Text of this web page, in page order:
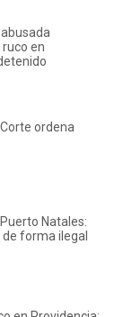
en
ordena
Natales:
forma ilegal